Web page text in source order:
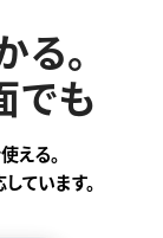
。
でも
える。
ています。